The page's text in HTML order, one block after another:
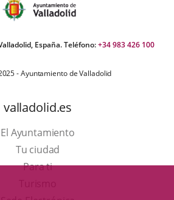
España. Teléfono:+34 983 426 100
- Ayuntamiento de Valladolid
valladolid.es
El Ayuntamiento
Tu ciudad
Para ti